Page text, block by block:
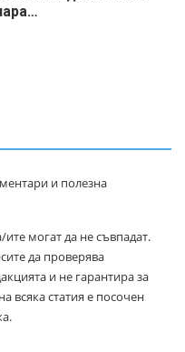
и полезна
могат да не съвпадат.
да проверява
и не гарантира за
всяка статия е посочен